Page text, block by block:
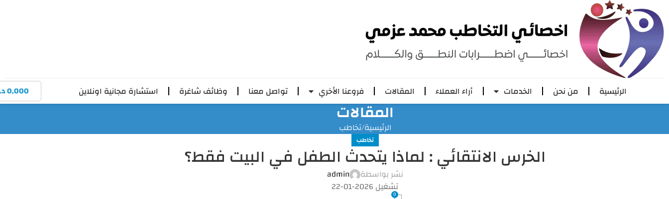
الرئيسية من نحن الخدمات أراء العملاء المقالات فروعنا الأخري تواصل معنا وظائف شاغرة استشارة مجانية اونلاين 0,000
المقالات
الرئيسية تخاطب
تخاطب
الخرس الانتقائي : لماذا يتحدث الطفل في البيت فقط؟
نشر بواسطة
admin
تشغيل 2026-01-22
0